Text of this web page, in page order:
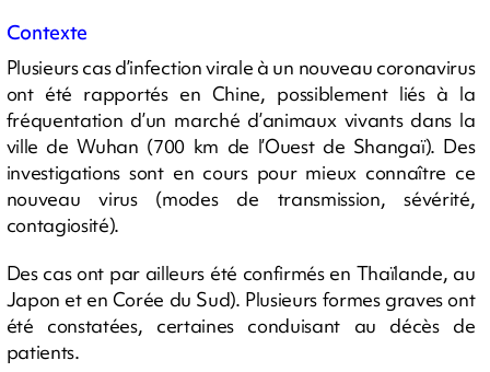
Contexte
Plusieurs cas d’infection virale à un nouveau coronavirus
ont été rapportés en Chine, possiblement liés à la
fréquentation d’un marché d’animaux vivants dans la
ville de Wuhan (700 km de l’Ouest de Shangaï). Des
investigations sont en cours pour mieux connaître ce
nouveau virus (modes de transmission, sévérité,
contagiosité).
Des cas ont par ailleurs été confirmés en Thaïlande, au
Japon et en Corée du Sud). Plusieurs formes graves ont
été constatées, certaines conduisant au décès de
patients.